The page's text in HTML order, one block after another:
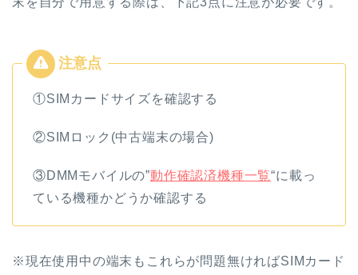
①SIMカードサイズを確認する
②SIMロック(中古端末の場合)
③DMMモバイルの”動作確認済機種一覧“に載っ
ている機種かどうか確認する
※現在使用中の端末もこれらが問題無ければSIMカード